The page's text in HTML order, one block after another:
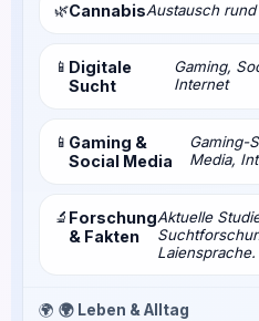
🌿CannabisAustausch
📱 Digitale
Sucht
Gaming,
Internet
📱 Gaming &
Social Media
Gaming-
Media,
🔬 Forschung
& Fakten
Aktuelle
Laiensprache.
🌍 🌍 Leben & Alltag